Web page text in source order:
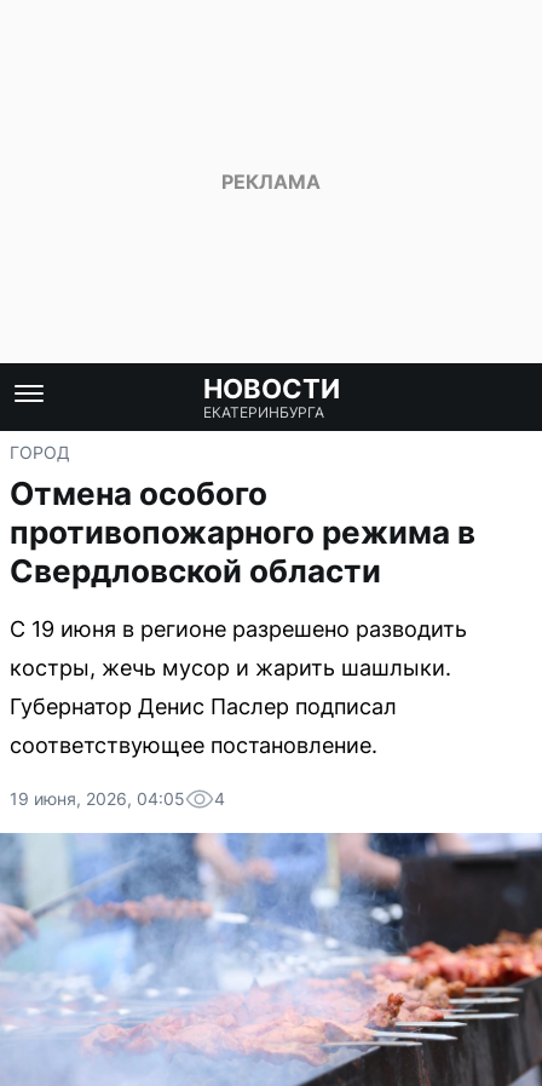
НОВОСТИ
ЕКАТЕРИНБУРГА
ГОРОД
Отмена особого
противопожарного режима в
Свердловской области
С 19 июня в регионе разрешено разводить
костры, жечь мусор и жарить шашлыки.
Губернатор Денис Паслер подписал
соответствующее постановление.
19 июня, 2026, 04:05 4